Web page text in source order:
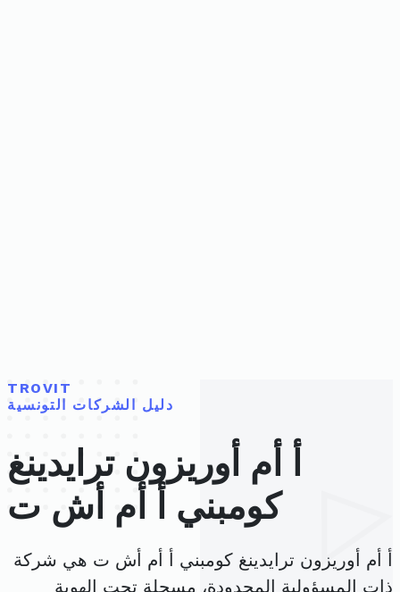
TROVIT
دليل الشركات التونسية
أ أم أوريزون ترايدينغ
كومبني أ أم أش ت
أ أم أوريزون ترايدينغ كومبني أ أم أش ت هي شركة
ذات المسؤولية المحدودة، مسجلة تحت الهوية